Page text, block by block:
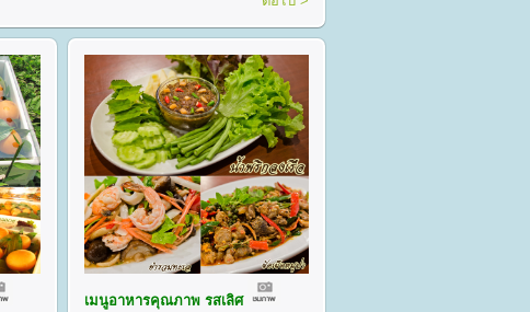
เมนูอาหารคุณภาพ รสเลิศ